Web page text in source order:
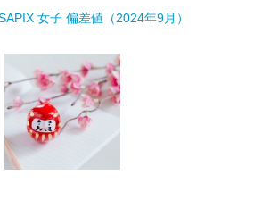
女子 偏差値（2024年9月）